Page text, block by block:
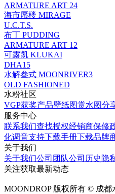
ARMATURE ART 24
海市蜃楼 MIRAGE
U.C.T.S.
布丁 PUDDING
ARMATURE ART 12
可露凯 KLUKAI
DHA15
水解叁式 MOONRIVER3
OLD FASHIONED
水粉社区
VGP获奖产品壁纸图赏水图分
服务中心
联系我们查找授权经销商保修
化调音支持下载手册下载品牌
关于我们
关于我们公司团队公司历史 隐
关注获取最新动态
MOONDROP 版权所有 © 成